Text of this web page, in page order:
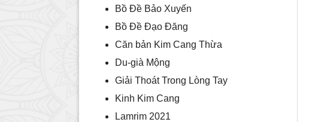
Bồ Đề Bảo Xuyến
Bồ Đề Đạo Đăng
Căn bản Kim Cang Thừa
Du-già Mộng
Giải Thoát Trong Lòng Tay
Kinh Kim Cang
Lamrim 2021